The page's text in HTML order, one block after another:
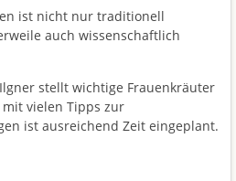
ist nicht nur traditionell
auch wissenschaftlich
stellt wichtige Frauenkräuter
vielen Tipps zur
ist ausreichend Zeit eingeplant.